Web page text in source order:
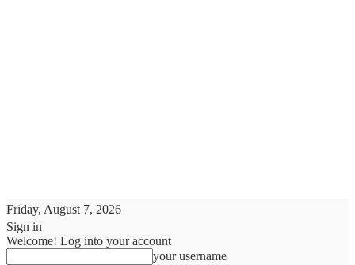
Friday, August 7, 2026
Sign in
Welcome! Log into your account
your username